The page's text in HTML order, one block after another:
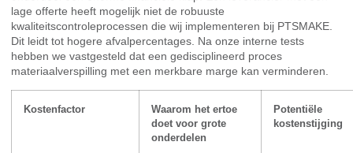
lage offerte heeft mogelijk niet de robuuste
kwaliteitscontroleprocessen die wij implementeren bij PTSMAKE.
Dit leidt tot hogere afvalpercentages. Na onze interne tests
hebben we vastgesteld dat een gedisciplineerd proces
materiaalverspilling met een merkbare marge kan verminderen.
Kostenfactor
Waarom het ertoe
doet voor grote
onderdelen
Potentiële
kostenstijging